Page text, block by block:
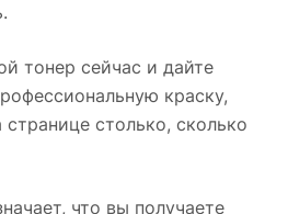
тонер сейчас и дайте
краску,
столько, сколько
что вы получаете